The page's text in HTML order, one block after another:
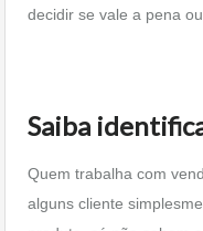
decidir se vale a pena
Saiba
Quem trabalha com
alguns cliente